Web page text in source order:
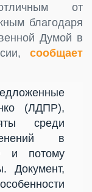
от
благодаря
Думой в
сообщает
(ЛДПР),
среди
в
и потому
Документ,